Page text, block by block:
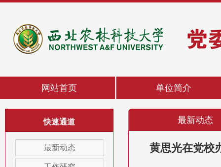
网站首页 单位简介
快速通道
最新动态
最新动态
黄思光在党校